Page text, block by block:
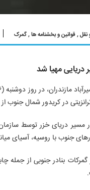
,قوانین و بخشنامه ها,گمرک
دریایی مهیا شد
در کریدور شمال
دریای خزر توسط سازمان
جنوب با روسیه، آسیای
بنادر جنوبی از جمله